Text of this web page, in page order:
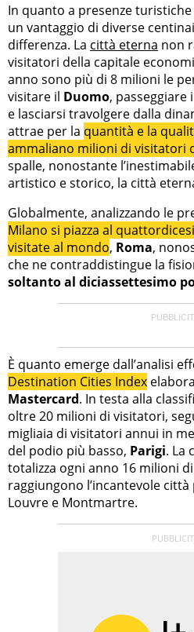
In quanto a presenze turistiche
un vantaggio di diverse
differenza. La città eterna non
visitatori della capitale
anno sono più di 8 milioni le
visitare il Duomo, passeggiare
e lasciarsi travolgere dalla
attrae per la quantità e la
ammaliano milioni di visitatori
spalle, nonostante
artistico e storico, la città
Globalmente, analizzando le
Milano si piazza al
visitate al mondo, Roma,
che ne contraddistingue la
soltanto al diciassettesimo
È quanto emerge dall’analisi
Destination Cities Index
Mastercard. In testa alla
oltre 20 milioni di visitatori,
migliaia di visitatori annui in
del podio più basso, Parigi. La
totalizza ogni anno 16 milioni
raggiungono l’incantevole
Louvre e Montmartre.